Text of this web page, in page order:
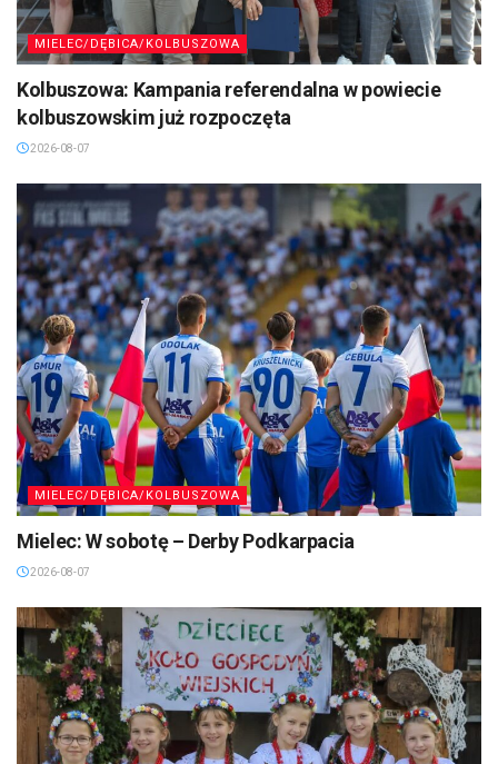
MIELEC/DĘBICA/KOLBUSZOWA
Kolbuszowa: Kampania referendalna w powiecie
kolbuszowskim już rozpoczęta
2026-08-07
MIELEC/DĘBICA/KOLBUSZOWA
Mielec: W sobotę – Derby Podkarpacia
2026-08-07